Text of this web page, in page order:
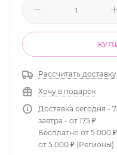
Рассчитать доставку
Хочу в подарок
Доставка сегодня -
завтра - от 175 ₽
Бесплатно от 5 000
от 5 000 ₽ (Регионы)